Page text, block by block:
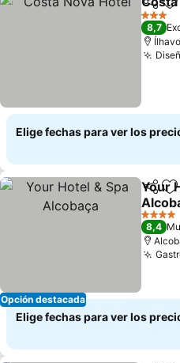
3 Estrellas
8,7
Ílhavo
Elige fechas para ver los
Opción destacada
Your
4 Estrellas
8,4
Elige fechas para ver los